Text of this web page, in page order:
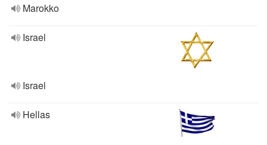
Marokko
Israel
Israel
Hellas